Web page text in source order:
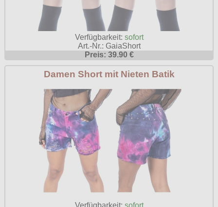
Verfügbarkeit: sofort
Art.-Nr.: GaiaShort
Preis: 39.90 €
Damen Short mit Nieten Batik
Verfügbarkeit: sofort